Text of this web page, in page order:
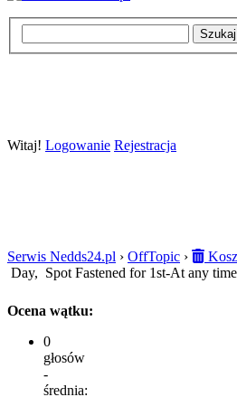
Witaj! Logowanie Rejestracja
Serwis Nedds24.pl › OffTopic ›
Kosz
Day, Spot Fastened for 1st-At any
Ocena wątku:
0
głosów
-
średnia: